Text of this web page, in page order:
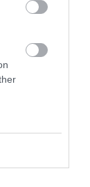
most a
nyomán. A